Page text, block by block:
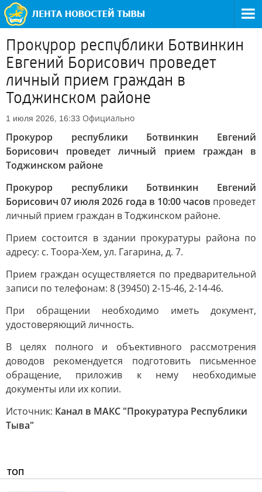
Прокурор республики Ботвинкин
Евгений Борисович проведет
личный прием граждан в
Тоджинском районе
1 июля 2026, 16:33 Официально
Прокурор республики Ботвинкин Евгений
Борисович проведет личный прием граждан в
Тоджинском районе
Прокурор республики Ботвинкин Евгений
Борисович 07 июля 2026 года в 10:00 часов проведет
личный прием граждан в Тоджинском районе.
Прием состоится в здании прокуратуры района по
адресу: с. Тоора-Хем, ул. Гагарина, д. 7.
Прием граждан осуществляется по предварительной
записи по телефонам: 8 (39450) 2-15-46, 2-14-46.
При обращении необходимо иметь документ,
удостоверяющий личность.
В целях полного и объективного рассмотрения
доводов рекомендуется подготовить письменное
обращение, приложив к нему необходимые
документы или их копии.
Источник: Канал в МАКС "Прокуратура Республики
Тыва"
ТОП